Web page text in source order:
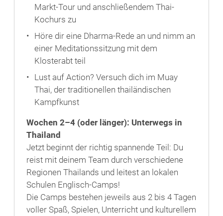
Markt-Tour und anschließendem Thai-
Kochurs zu
Höre dir eine Dharma-Rede an und nimm an
einer Meditationssitzung mit dem
Klosterabt teil
Lust auf Action? Versuch dich im Muay
Thai, der traditionellen thailändischen
Kampfkunst
Wochen 2–4 (oder länger): Unterwegs in
Thailand
Jetzt beginnt der richtig spannende Teil: Du
reist mit deinem Team durch verschiedene
Regionen Thailands und leitest an lokalen
Schulen Englisch-Camps!
Die Camps bestehen jeweils aus 2 bis 4 Tagen
voller Spaß, Spielen, Unterricht und kulturellem